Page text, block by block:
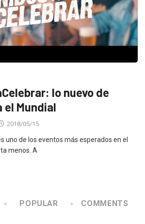
lo nuevo de
el Mundial
2018/05/15
uno de los eventos más esperados en el
menos. A
POPULAR COMMENTS